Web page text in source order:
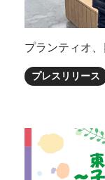
プランティオ
プレスリリース